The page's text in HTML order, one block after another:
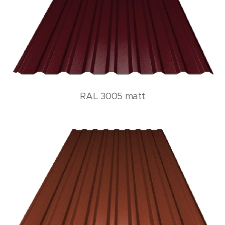
RAL 3005 matt